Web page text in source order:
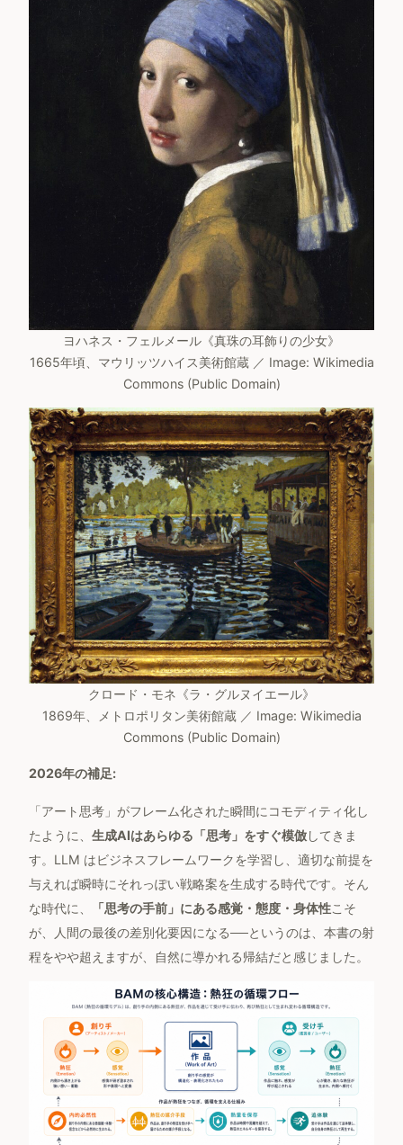
ヨハネス・フェルメール《真珠の耳飾りの少女》
1665年頃、マウリッツハイス美術館蔵 ／ Image: Wikimedia
Commons (Public Domain)
クロード・モネ《ラ・グルヌイエール》
1869年、メトロポリタン美術館蔵 ／ Image: Wikimedia
Commons (Public Domain)
2026年の補足:
「アート思考」がフレーム化された瞬間にコモディティ化し
たように、 生成AIはあらゆる「思考」をすぐ模倣してきま
す。LLM はビジネスフレームワークを学習し、適切な前提を
与えれば瞬時にそれっぽい戦略案を生成する時代です。そん
な時代に、
「思考の手前」にある感覚・態度・身体性こそ
が、人間の最後の差別化要因になる──というのは、本書の射
程をやや超えますが、自然に導かれる帰結だと感じました。